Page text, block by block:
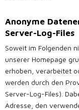
Anonyme
Server-Log-Files
Soweit im Folgenden
unserer Homepage
erhoben, verarbeitet
werden durch den
Server-Log-Files).
Adresse, den